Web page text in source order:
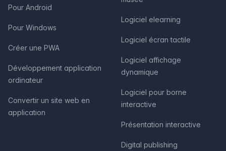
Pour Android
Pour Windows
Créer une PWA
Développement application
ordinateur
Convertir un site web en
application
Logiciel elearning
Logiciel écran tactile
Logiciel affichage
dynamique
Logiciel pour borne
interactive
Présentation interactive
Digital publishing